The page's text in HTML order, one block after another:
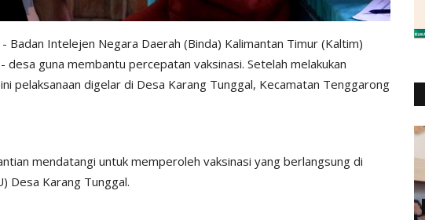
Badan Intelejen Negara Daerah (Binda) Kalimantan Timur (Kaltim)
desa guna membantu percepatan vaksinasi. Setelah melakukan
pelaksanaan digelar di Desa Karang Tunggal, Kecamatan Tenggarong
mendatangi untuk memperoleh vaksinasi yang berlangsung di
Desa Karang Tunggal.